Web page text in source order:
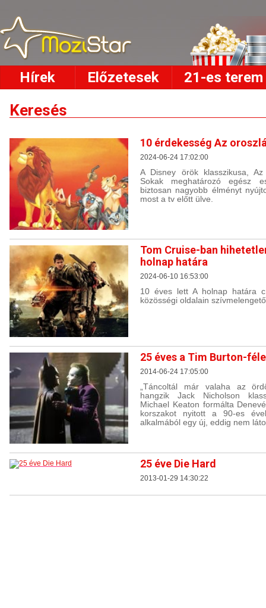
Hírek Előzetesek 21-es terem
Keresés
10 érdekesség Az
2024-06-24 17:02:00
A Disney örök klasszikusa,
Sokak meghatározó egész
biztosan nagyobb élményt
most a tv előtt ülve.
Tom Cruise-ban
holnap határa
2024-06-10 16:53:00
10 éves lett A holnap határa
közösségi oldalain
25 éves a Tim Burton-
2014-06-24 17:05:00
„Táncoltál már valaha az
hangzik Jack Nicholson
Michael Keaton formálta
korszakot nyitott a 90-es
alkalmából egy új, eddig nem
25 éve Die Hard
2013-01-29 14:30:22